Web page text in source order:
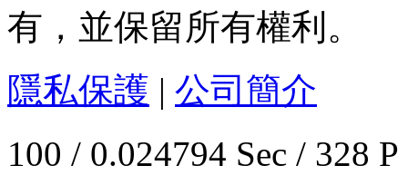
有，並保留所有權利。
隱私保護 | 公司簡介
100 / 0.024794 Sec / 328